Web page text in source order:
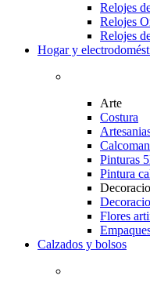
Relojes
Relojes
Relojes
Hogar y
Arte
Costura
Pinturas
Pintura
Flores
Calzados y bolsos